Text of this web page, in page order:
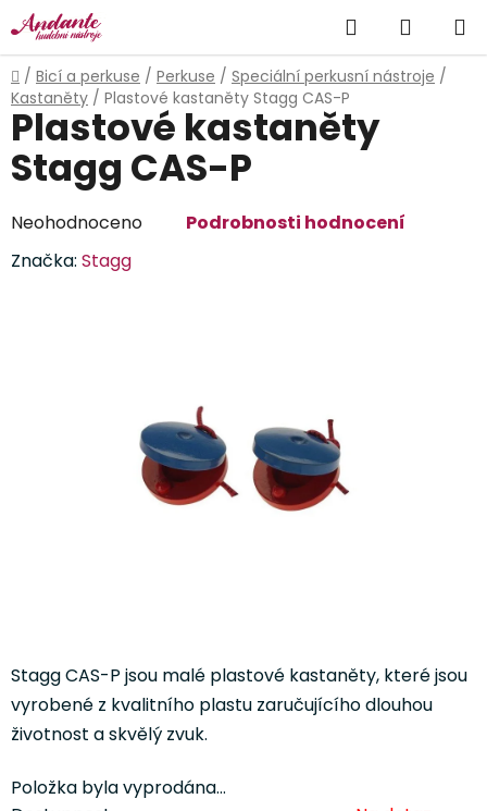
Přejít
na
obsah
Hledat
KOŠÍK
Domů
/ Bicí a perkuse / Perkuse / Speciální perkusní nástroje /
Kastaněty / Plastové kastaněty Stagg CAS-P
Stagg CAS-P jsou malé plastové kastaněty, které jsou
vyrobené z kvalitního plastu zaručujícího dlouhou
životnost a skvělý zvuk.
Položka byla vyprodána…
Plastové kastaněty
Stagg CAS-P
Průměrné
produktu
Neohodnoceno
Podrobnosti hodnocení
Značka: Stagg